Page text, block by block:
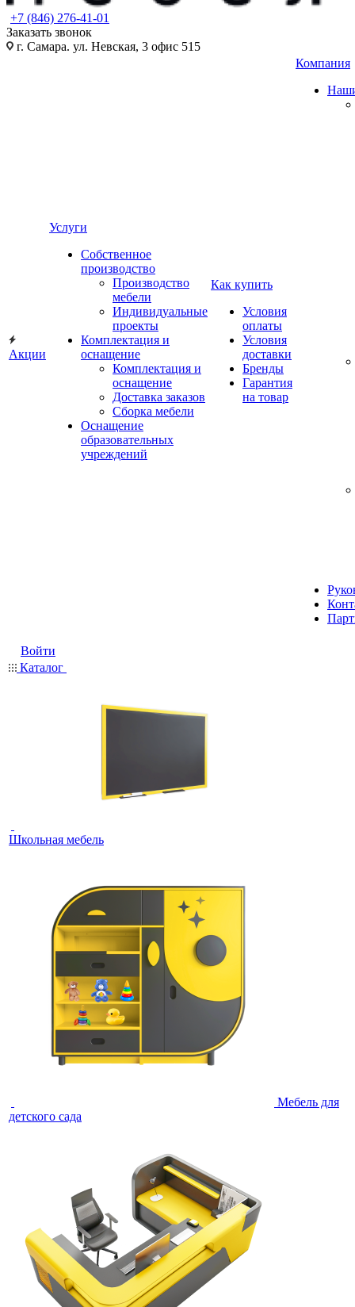
+7 (846) 276-41-01
Заказать звонок
г. Самара. ул. Невская, 3 офис 515
Акции
Услуги
Собственное
производство
Производство
мебели
Индивидуальные
проекты
Комплектация и
оснащение
Комплектация и
оснащение
Доставка заказов
Сборка мебели
Оснащение
образовательных
учреждений
Как купить
Условия
оплаты
Условия
доставки
Бренды
Гарантия
на товар
Компания
Войти
Каталог
Школьная мебель
Мебель для
детского сада